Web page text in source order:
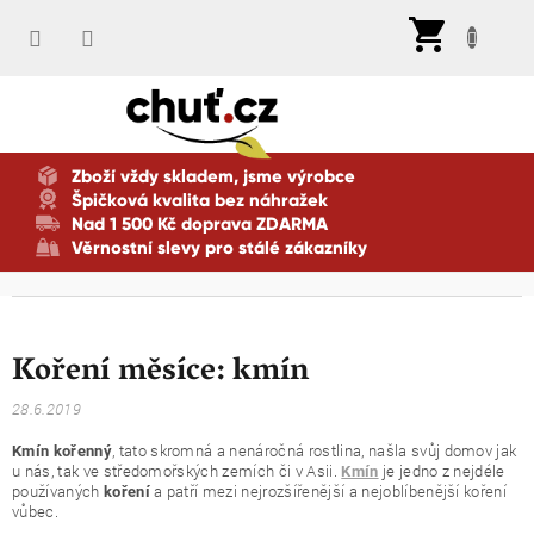
Zboží vždy skladem, jsme výrobce
Špičková kvalita bez náhražek
Nad 1 500 Kč doprava ZDARMA
Věrnostní slevy pro stálé zákazníky
Koření měsíce: kmín
28.6.2019
Kmín kořenný, tato skromná a nenáročná rostlina, našla svůj domov jak
u nás, tak ve středomořských zemích či v Asii. Kmín je jedno z nejdéle
používaných kořenía patří mezi nejrozšířenější a nejoblíbenější koření
vůbec.